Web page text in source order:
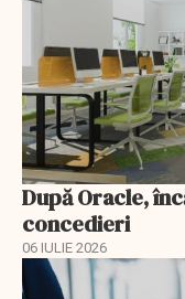
După Oracle,
concedieri
06 IULIE 2026